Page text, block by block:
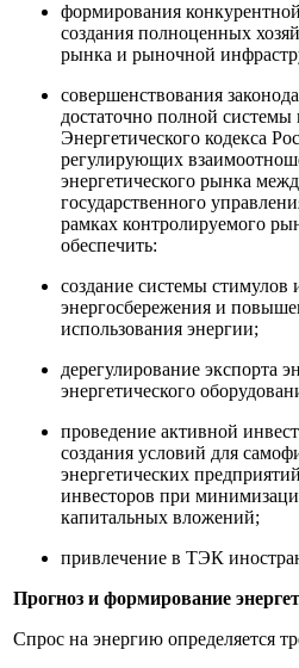
формирования
создания полноценных
рынка и рыночной
совершенствования
достаточно полной
Энергетического кодекса
регулирующих
энергетического рынка
государственного
рамках контролируемого
обеспечить:
создание системы стимулов
энергосбережения и
использования энергии;
дерегулирование экспорта
энергетического
проведение активной
создания условий для
энергетических
инвесторов при
капитальных вложений;
привлечение в ТЭК
Прогноз и формирование
Спрос на энергию определяется